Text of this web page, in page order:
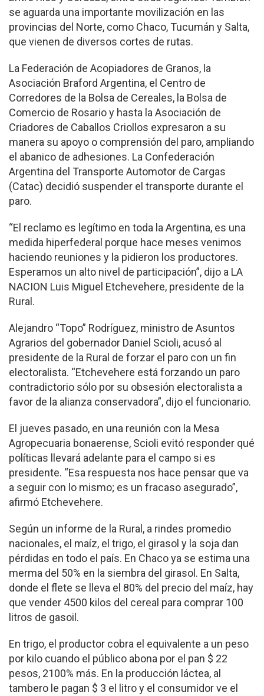
se aguarda una importante movilización en las
provincias del Norte, como Chaco, Tucumán y Salta,
que vienen de diversos cortes de rutas.
La Federación de Acopiadores de Granos, la
Asociación Braford Argentina, el Centro de
Corredores de la Bolsa de Cereales, la Bolsa de
Comercio de Rosario y hasta la Asociación de
Criadores de Caballos Criollos expresaron a su
manera su apoyo o comprensión del paro, ampliando
el abanico de adhesiones. La Confederación
Argentina del Transporte Automotor de Cargas
(Catac) decidió suspender el transporte durante el
paro.
“El reclamo es legítimo en toda la Argentina, es una
medida hiperfederal porque hace meses venimos
haciendo reuniones y la pidieron los productores.
Esperamos un alto nivel de participación”, dijo a LA
NACION Luis Miguel Etchevehere, presidente de la
Rural.
Alejandro “Topo” Rodríguez, ministro de Asuntos
Agrarios del gobernador Daniel Scioli, acusó al
presidente de la Rural de forzar el paro con un fin
electoralista. “Etchevehere está forzando un paro
contradictorio sólo por su obsesión electoralista a
favor de la alianza conservadora”, dijo el funcionario.
El jueves pasado, en una reunión con la Mesa
Agropecuaria bonaerense, Scioli evitó responder qué
políticas llevará adelante para el campo si es
presidente. “Esa respuesta nos hace pensar que va
a seguir con lo mismo; es un fracaso asegurado”,
afirmó Etchevehere.
Según un informe de la Rural, a rindes promedio
nacionales, el maíz, el trigo, el girasol y la soja dan
pérdidas en todo el país. En Chaco ya se estima una
merma del 50% en la siembra del girasol. En Salta,
donde el flete se lleva el 80% del precio del maíz, hay
que vender 4500 kilos del cereal para comprar 100
litros de gasoil.
En trigo, el productor cobra el equivalente a un peso
por kilo cuando el público abona por el pan $ 22
pesos, 2100% más. En la producción láctea, al
tambero le pagan $ 3 el litro y el consumidor ve el